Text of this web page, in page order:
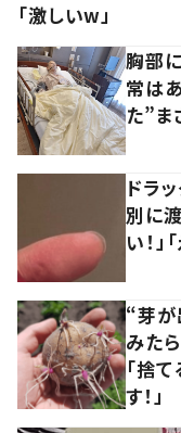
「激しいw」
胸部
常は
た”ま
ドラ
別に
い！」
“芽が
みた
「捨
す！」